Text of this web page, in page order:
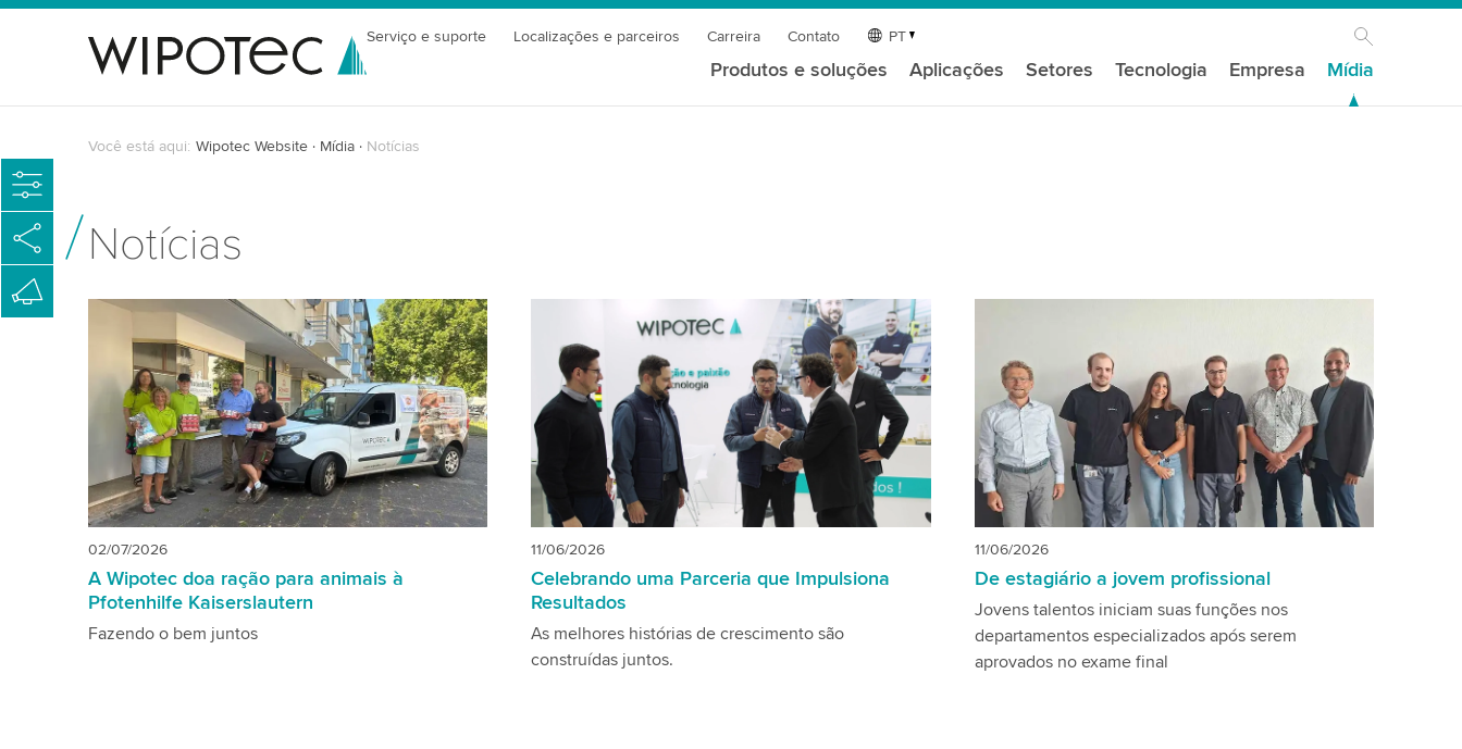
Serviço e suporte Localizações e parceiros Carreira Contato PT
Produtos e soluções Aplicações Setores Tecnologia Empresa Mídia
Você está aqui: Wipotec Website Mídia Notícias
Notícias
02/07/2026
A Wipotec doa ração para animais à
Pfotenhilfe Kaiserslautern
Fazendo o bem juntos
11/06/2026
Celebrando uma Parceria que Impulsiona
Resultados
As melhores histórias de crescimento são
construídas juntos.
11/06/2026
De estagiário a jovem profissional
Jovens talentos iniciam suas funções nos
departamentos especializados após serem
aprovados no exame final